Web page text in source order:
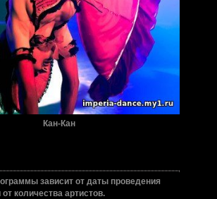
Кан-Кан
зависит от даты проведения
количества артистов.